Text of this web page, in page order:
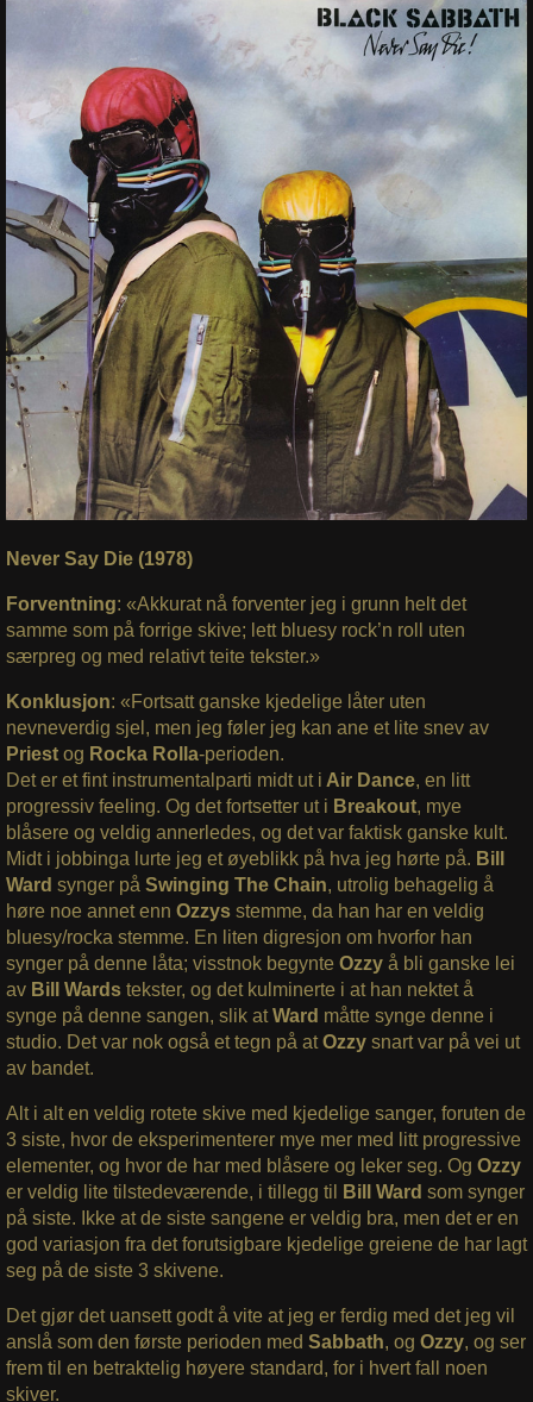
Never Say Die (1978)
Forventning: «Akkurat nå forventer jeg i grunn helt det
samme som på forrige skive; lett bluesy rock’n roll uten
særpreg og med relativt teite tekster.»
Konklusjon: «Fortsatt ganske kjedelige låter uten
nevneverdig sjel, men jeg føler jeg kan ane et lite snev av
Priest og Rocka Rolla-perioden.
Det er et fint instrumentalparti midt ut i Air Dance, en litt
progressiv feeling. Og det fortsetter ut i Breakout, mye
blåsere og veldig annerledes, og det var faktisk ganske kult.
Midt i jobbinga lurte jeg et øyeblikk på hva jeg hørte på. Bill
Ward synger på Swinging The Chain, utrolig behagelig å
høre noe annet enn Ozzys stemme, da han har en veldig
bluesy/rocka stemme. En liten digresjon om hvorfor han
synger på denne låta; visstnok begynte Ozzy å bli ganske lei
av Bill Wardstekster, og det kulminerte i at han nektet å
synge på denne sangen, slik atWard måtte synge denne i
studio. Det var nok også et tegn på atOzzy snart var på vei ut
av bandet.
Alt i alt en veldig rotete skive med kjedelige sanger, foruten de
3 siste, hvor de eksperimenterer mye mer med litt progressive
elementer, og hvor de har med blåsere og leker seg. Og Ozzy
er veldig lite tilstedeværende, i tillegg til
Bill Ward som synger
på siste. Ikke at de siste sangene er veldig bra, men det er en
god variasjon fra det forutsigbare kjedelige greiene de har lagt
seg på de siste 3 skivene.
Det gjør det uansett godt å vite at jeg er ferdig med det jeg vil
anslå som den første perioden med Sabbath, og Ozzy, og ser
frem til en betraktelig høyere standard, for i hvert fall noen
skiver.